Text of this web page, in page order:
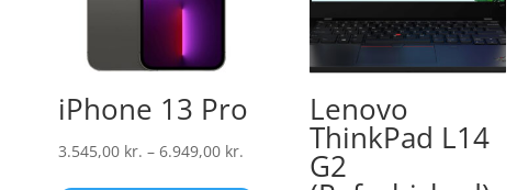
iPhone 13 Pro
3.545,00 kr. – 6.949,00 kr. Prisinterval:
3.545,00 kr.
Lenovo
ThinkPad L14
G2